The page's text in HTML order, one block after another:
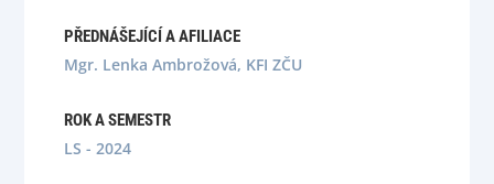
PŘEDNÁŠEJÍCÍ A AFILIACE
Mgr. Lenka Ambrožová, KFI ZČU
ROK A SEMESTR
LS - 2024